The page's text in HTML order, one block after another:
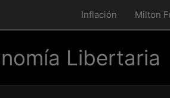
Inflación Milton
Libertaria